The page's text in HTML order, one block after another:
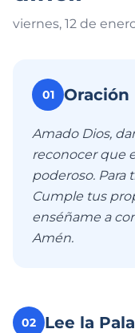
viernes, 12 de
01 Oración
Amado Dios,
reconocer que
poderoso. Para
Cumple tus
enséñame a
Amén.
02 Lee la